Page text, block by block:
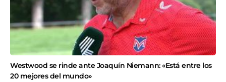
Westwood se rinde ante Joaquín Niemann: «Está entre los
20 mejores del mundo»